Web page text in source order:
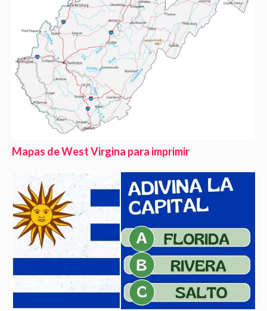
Mapas de West Virgina para imprimir